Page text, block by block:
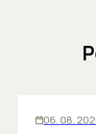
06. 08.